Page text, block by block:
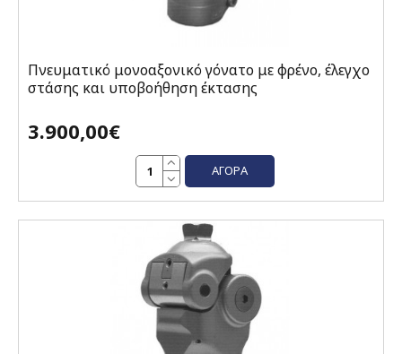
Πνευματικό μονοαξονικό γόνατο με φρένο, έλεγχο
στάσης και υποβοήθηση έκτασης
3.900,00€
ΑΓΟΡΆ